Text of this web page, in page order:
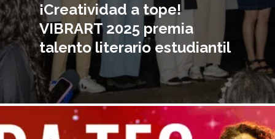
¡Creatividad a tope!
VIBRART 2025 premia
talento literario estudiantil